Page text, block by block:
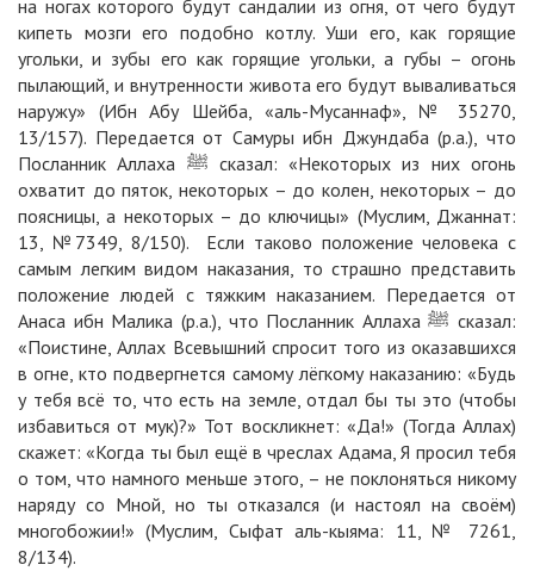
на ногах которого будут сандалии из огня, от чего будут
кипеть мозги его подобно котлу. Уши его, как горящие
угольки, и зубы его как горящие угольки, а губы – огонь
пылающий, и внутренности живота его будут вываливаться
наружу» (Ибн Абу Шейба, «аль-Мусаннаф», № 35270,
13/157). Передается от Самуры ибн Джундаба (р.а.), что
Посланник Аллаха ﷺ сказал: «Некоторых из них огонь
охватит до пяток, некоторых – до колен, некоторых – до
поясницы, а некоторых – до ключицы» (Муслим, Джаннат:
13, №7349, 8/150). Если таково положение человека с
самым легким видом наказания, то страшно представить
положение людей с тяжким наказанием. Передается от
Анаса ибн Малика (р.а.), что Посланник Аллаха ﷺ сказал:
«Поистине, Аллах Всевышний спросит того из оказавшихся
в огне, кто подвергнется самому лёгкому наказанию: «Будь
у тебя всё то, что есть на земле, отдал бы ты это (чтобы
избавиться от мук)?» Тот воскликнет: «Да!» (Тогда Аллах)
скажет: «Когда ты был ещё в чреслах Адама, Я просил тебя
о том, что намного меньше этого, – не поклоняться никому
наряду со Мной, но ты отказался (и настоял на своём)
многобожии!» (Муслим, Сыфат аль-кыяма: 11, № 7261,
8/134).